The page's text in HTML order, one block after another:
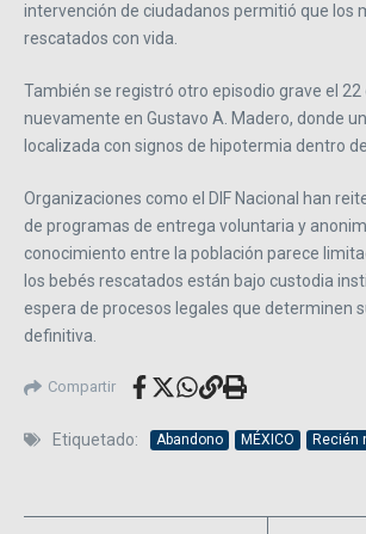
intervención de ciudadanos permitió que los
rescatados con vida.
También se registró otro episodio grave el 22
nuevamente en Gustavo A. Madero, donde
localizada con signos de hipotermia dentro
Organizaciones como el DIF Nacional han
de programas de entrega voluntaria y
conocimiento entre la población parece
los bebés rescatados están bajo custodia
espera de procesos legales que determinen
definitiva.
Compartir
Etiquetado: Abandono MÉXICO Recién